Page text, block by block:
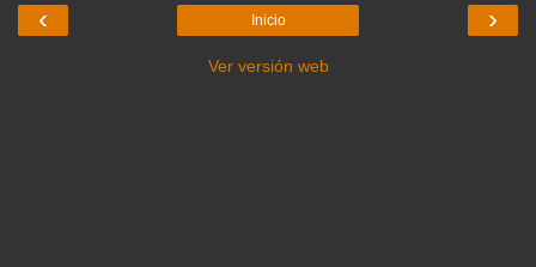
‹ ›
Inicio
Ver versión web